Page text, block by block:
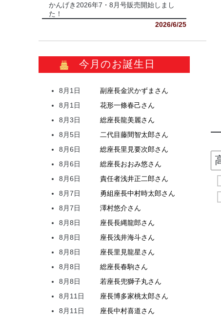
かんげき2026年7・8月号販売開始しまし
た！
2026/6/25
今月のお誕生日
8月1日 副座長金沢かずま さん
8月1日
花形一條春己さん
8月3日
総座長龍美麗さん
8月5日
二代目藤間智太郎さん
8月6日
総座長里見要次郎さん
8月6日
総座長おおみ悠さん
8月6日
責任者浅井正二郎さん
8月7日
勇組座長中村時太郎さん
8月7日
澤村悠介さん
8月8日
座長長縄龍郎さん
8月8日
座長浅井海斗さん
8月8日
座長里見龍星さん
8月8日
総座長春駒さん
8月8日
若座長兜獅子丸さん
8月11日
座長博多家桃太郎さん
8月11日
座長中村喜道さん